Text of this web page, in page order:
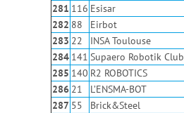
281 116 Esisar
282 88 Eirbot
283 22 INSA Toulouse
284 141 Supaero Robotik Club
285 140 R2 ROBOTICS
286 21 L’ENSMA-BOT
287 55 Brick&Steel